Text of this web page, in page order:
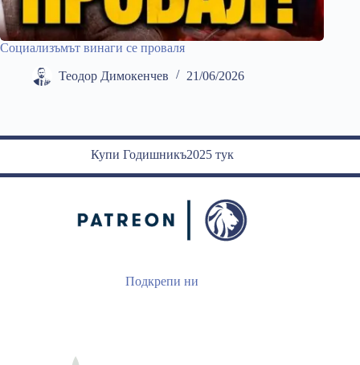
Социализъмът винаги се проваля
Теодор Димокенчев 21/06/2026
Купи Годишникъ2025 тук
Подкрепи ни